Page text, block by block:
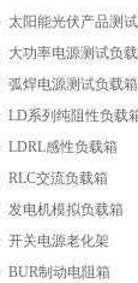
太阳能光伏产品测
大功率电源测试负
弧焊电源测试负载箱
LD系列纯阻性负载
LDRL感性负载箱
RLC交流负载箱
发电机模拟负载箱
开关电源老化架
BUR制动电阻箱